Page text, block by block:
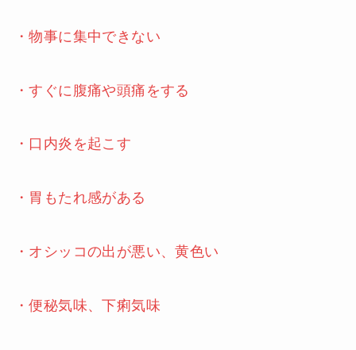
・物事に集中できない
・すぐに腹痛や頭痛をする
・口内炎を起こす
・胃もたれ感がある
・オシッコの出が悪い、黄色い
・便秘気味、下痢気味